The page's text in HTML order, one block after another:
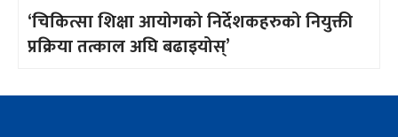
‘चिकित्सा शिक्षा आयोगको निर्देशकहरुको नियुक्ती
प्रक्रिया तत्काल अघि बढाइयोस्’